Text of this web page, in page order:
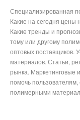
Специализированная
Какие на сегодня цены
Какие тренды и
тому или другому
оптовых поставщиков.
материалов. Статьи,
рынка. Маркетинговые
помочь